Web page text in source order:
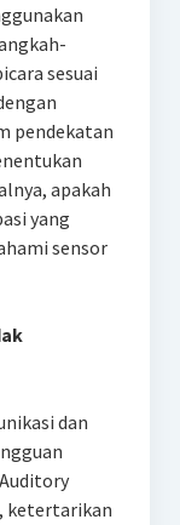
sesuai
pendekatan
apakah
yang
sensor
dan
ketertarikan